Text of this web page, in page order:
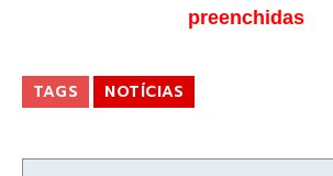
preenchidas
TAGS NOTÍCIAS